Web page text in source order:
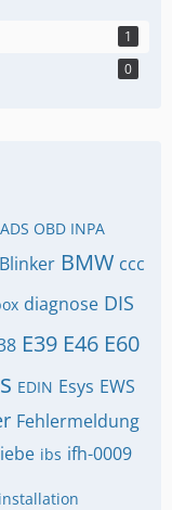
1
0
ADS OBD INPA
Blinker BMW ccc
diagnose DIS
E39 E46 E60
EDIN Esys EWS
Fehlermeldung
ibs ifh-0009
installation